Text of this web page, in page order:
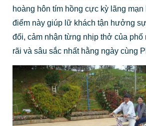
hoàng hôn tím hồng cực kỳ lãng
điểm này giúp lữ khách tận hưởng
đối, cảm nhận từng nhịp thở của phố
rãi và sâu sắc nhất hằng ngày cùng